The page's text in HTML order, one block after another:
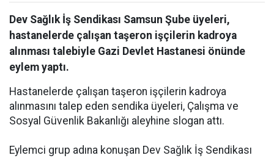
Dev Sağlık İş Sendikası Samsun Şube üyeleri,
hastanelerde çalışan taşeron işçilerin kadroya
alınması talebiyle Gazi Devlet Hastanesi önünde
eylem yaptı.
Hastanelerde çalışan taşeron işçilerin kadroya
alınmasını talep eden sendika üyeleri, Çalışma ve
Sosyal Güvenlik Bakanlığı aleyhine slogan attı.
Eylemci grup adına konuşan Dev Sağlık İş Sendikası